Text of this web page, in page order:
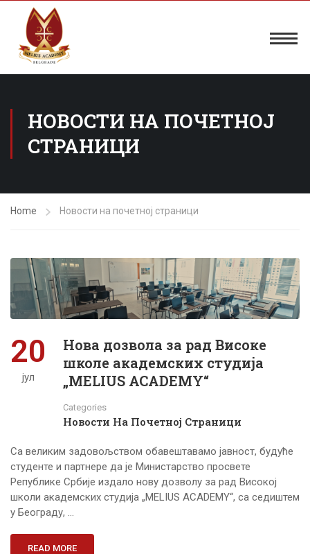
НОВОСТИ НА ПОЧЕТНОЈ
СТРАНИЦИ
Home Новости на почетној страници
20
јул
Нова дозвола за рад Високе
школе академских студија
„MELIUS ACADEMY“
Categories
Новости На Почетној Страници
Са великим задовољством обавештавамо јавност, будуће
студенте и партнере да је Министарство просвете
Републике Србије издало нову дозволу за рад Високој
школи академских студија „MELIUS ACADEMY“, са седиштем
у Београду, …
READ MORE